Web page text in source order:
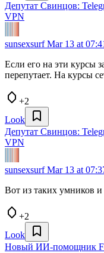
Депутат Свинцов:
VPN
sunsexsurfMar 13 at
Если его на эти курсы
перепутает. На курсы
+2
Look
Депутат Свинцов:
VPN
sunsexsurfMar 13 at
Вот из таких умников
+2
Look
Новый ИИ-помощник